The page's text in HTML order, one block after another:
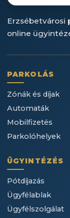
Erzsébetvárosi
online
PARKOLÁS
Zónák és díjak
Automaták
Mobilfizetés
Parkolóhelyek
ÜGYINTÉZÉS
Pótdíjazás
Ügyfélablak
Ügyfélszolgálat